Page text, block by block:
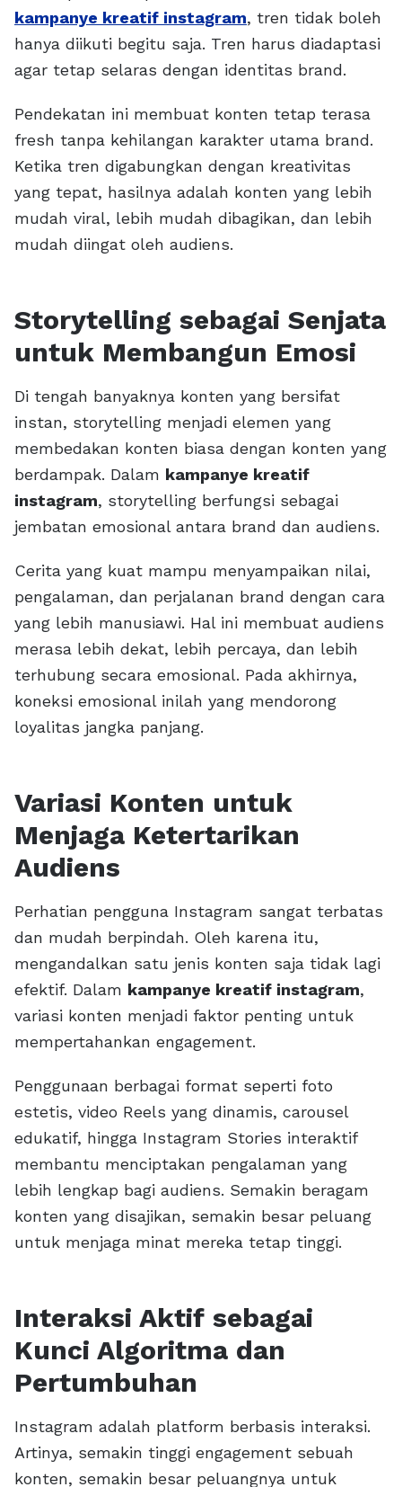
kampanye kreatif instagram, tren tidak boleh
hanya diikuti begitu saja. Tren harus diadaptasi
agar tetap selaras dengan identitas brand.
Pendekatan ini membuat konten tetap terasa
fresh tanpa kehilangan karakter utama brand.
Ketika tren digabungkan dengan kreativitas
yang tepat, hasilnya adalah konten yang lebih
mudah viral, lebih mudah dibagikan, dan lebih
mudah diingat oleh audiens.
Storytelling sebagai Senjata
untuk Membangun Emosi
Di tengah banyaknya konten yang bersifat
instan, storytelling menjadi elemen yang
membedakan konten biasa dengan konten yang
berdampak. Dalam kampanye kreatif
instagram, storytelling berfungsi sebagai
jembatan emosional antara brand dan audiens.
Cerita yang kuat mampu menyampaikan nilai,
pengalaman, dan perjalanan brand dengan cara
yang lebih manusiawi. Hal ini membuat audiens
merasa lebih dekat, lebih percaya, dan lebih
terhubung secara emosional. Pada akhirnya,
koneksi emosional inilah yang mendorong
loyalitas jangka panjang.
Variasi Konten untuk
Menjaga Ketertarikan
Audiens
Perhatian pengguna Instagram sangat terbatas
dan mudah berpindah. Oleh karena itu,
mengandalkan satu jenis konten saja tidak lagi
efektif. Dalam kampanye kreatif instagram,
variasi konten menjadi faktor penting untuk
mempertahankan engagement.
Penggunaan berbagai format seperti foto
estetis, video Reels yang dinamis, carousel
edukatif, hingga Instagram Stories interaktif
membantu menciptakan pengalaman yang
lebih lengkap bagi audiens. Semakin beragam
konten yang disajikan, semakin besar peluang
untuk menjaga minat mereka tetap tinggi.
Interaksi Aktif sebagai
Kunci Algoritma dan
Pertumbuhan
Instagram adalah platform berbasis interaksi.
Artinya, semakin tinggi engagement sebuah
konten, semakin besar peluangnya untuk